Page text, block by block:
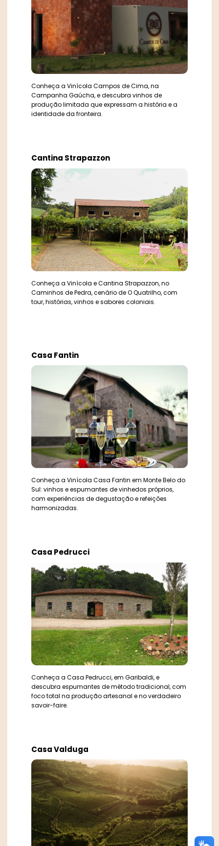
Conheça a Vinícola Campos de Cima, na
Campanha Gaúcha, e descubra vinhos de
produção limitada que expressam a história e a
identidade da fronteira.
Cantina Strapazzon
Conheça a Vinícola e Cantina Strapazzon, no
Caminhos de Pedra, cenário de O Quatrilho, com
tour, histórias, vinhos e sabores coloniais.
Casa Fantin
Conheça a Vinícola Casa Fantin em Monte Belo do
Sul: vinhos e espumantes de vinhedos próprios,
com experiências de degustação e refeições
harmonizadas.
Casa Pedrucci
Conheça a Casa Pedrucci, em Garibaldi, e
descubra espumantes de método tradicional, com
foco total na produção artesanal e no verdadeiro
savoir-faire.
Casa Valduga